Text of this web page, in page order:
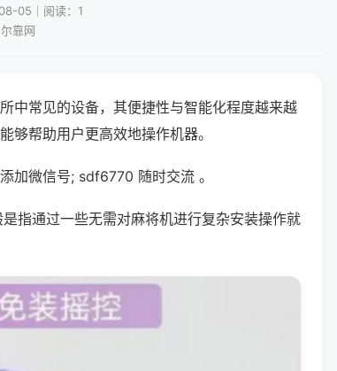
05｜阅读：1
靠网
中常见的设备，其便捷性与智能化程度越来越
够帮助用户更高效地操作机器。
加微信号; sdf6770 随时交流 。
指通过一些无需对麻将机进行复杂安装操作就